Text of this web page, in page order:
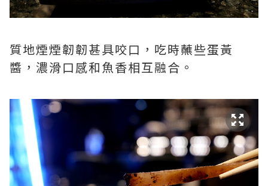
質地煙煙韌韌甚具咬口，吃時蘸些蛋黃
醬，濃滑口感和魚香相互融合。